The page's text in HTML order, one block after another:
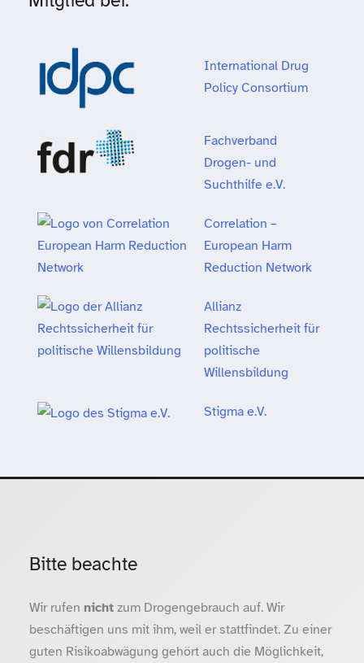
International Drug
Policy Consortium
Fachverband
Drogen- und
Suchthilfe e.V.
Correlation –
European Harm
Reduction Network
Allianz
Rechtssicherheit für
politische
Willensbildung
Stigma e.V.
Bitte beachte
Wir rufen nichtzum Drogengebrauch auf. Wir
beschäftigen uns mit ihm, weil er stattfindet. Zu einer
guten Risikoabwägung gehört auch die Möglichkeit,